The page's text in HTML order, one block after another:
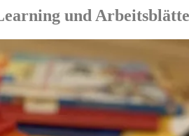
und